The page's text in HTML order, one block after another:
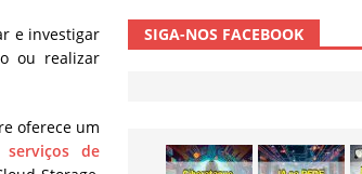
e investigar
ou realizar
oferece um
serviços de
SIGA-NOS FACEBOOK